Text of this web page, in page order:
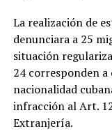
La realización de
denunciara a 25
situación
24 corresponden a
nacionalidad
infracción al Art.
Extranjería.